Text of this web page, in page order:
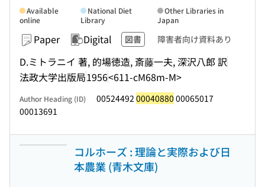
Paper Digital 図書 障害者向け資料あり
D.ミトラニイ 著, 的場徳造, 斎藤一夫, 深沢八郎 訳
法政大学出版局1956<611-cM68m-M>
Available
online
National Diet
Library
Other Libraries in
Japan
Author Heading (ID) 00524492 00040880 00065017
00013691
コルホーズ : 理論と実際および日
本農業 (青木文庫)